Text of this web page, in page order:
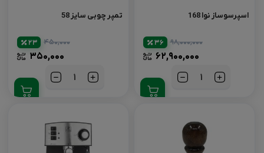
اسپرسوساز نوا 168
۹۸,۰۰۰,۰۰۰
۶۲,۹۰۰,۰۰۰
36
تعداد
تمپر چوبی سایز 58
۴۵۰,۰۰۰
۳۵۰,۰۰۰
23
تعداد